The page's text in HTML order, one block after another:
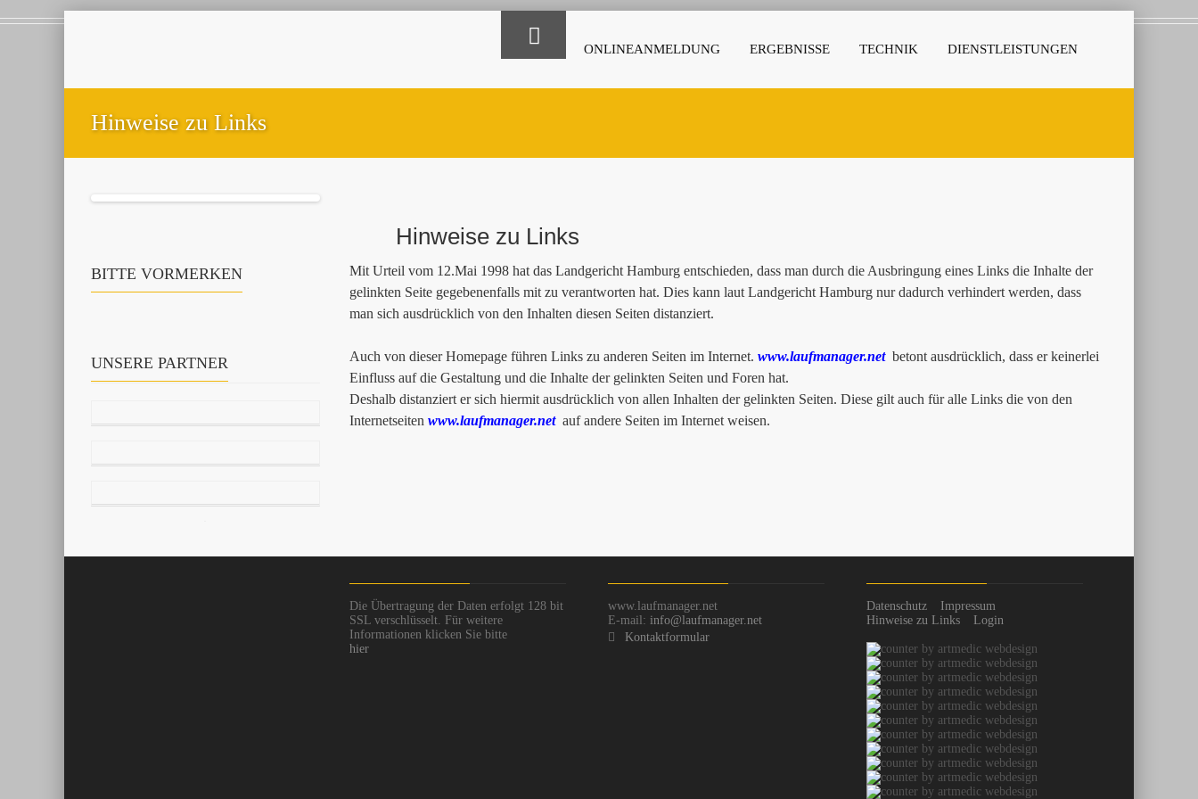
ONLINEANMELDUNG ERGEBNISSE TECHNIK DIENSTLEISTUNGEN
Hinweise zu Links
BITTE VORMERKEN
UNSERE PARTNER
Hinweise zu Links
Mit Urteil vom 12.Mai 1998 hat das Landgericht Hamburg entschieden, dass man durch die Ausbringung eines Links die Inhalte der
gelinkten Seite gegebenenfalls mit zu verantworten hat. Dies kann laut Landgericht Hamburg nur dadurch verhindert werden, dass
man sich ausdrücklich von den Inhalten diesen Seiten distanziert.
Auch von dieser Homepage führen Links zu anderen Seiten im Internet. www.laufmanager.netbetont ausdrücklich, dass er keinerlei
Einfluss auf die Gestaltung und die Inhalte der gelinkten Seiten und Foren hat.
Deshalb distanziert er sich hiermit ausdrücklich von allen Inhalten der gelinkten Seiten. Diese gilt auch für alle Links die von den
Internetseiten www.laufmanager.net auf andere Seiten im Internet weisen.
Die Übertragung der Daten erfolgt 128 bit
SSL verschlüsselt. Für weitere
Informationen klicken Sie bitte
hier
www.laufmanager.net
E-mail: info@laufmanager.net
Kontaktformular
Datenschutz
Impressum
Hinweise zu Links
Login